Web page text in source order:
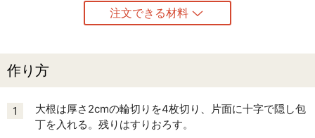
注文できる材料
作り方
1
大根は厚さ2cmの輪切りを4枚切り、片面に十字で隠し包
丁を入れる。残りはすりおろす。